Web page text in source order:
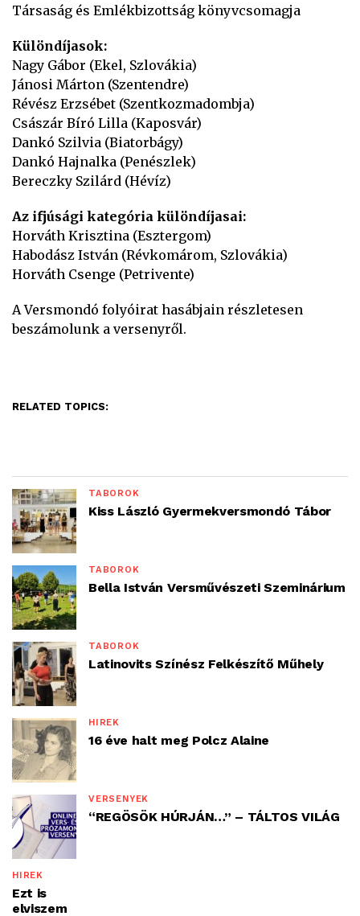
Társaság és Emlékbizottság könyvcsomagja
Különdíjasok:
Nagy Gábor (Ekel, Szlovákia)
Jánosi Márton (Szentendre)
Révész Erzsébet (Szentkozmadombja)
Császár Bíró Lilla (Kaposvár)
Dankó Szilvia (Biatorbágy)
Dankó Hajnalka (Penészlek)
Bereczky Szilárd (Hévíz)
Az ifjúsági kategória különdíjasai:
Horváth Krisztina (Esztergom)
Habodász István (Révkomárom, Szlovákia)
Horváth Csenge (Petrivente)
A Versmondó folyóirat hasábjain részletesen
beszámolunk a versenyről.
RELATED TOPICS:
TÁBOROK
Kiss László Gyermekversmondó Tábor
TÁBOROK
Bella István Versművészeti Szeminárium
TÁBOROK
Latinovits Színész Felkészítő Műhely
HÍREK
16 éve halt meg Polcz Alaine
VERSENYEK
“REGÖSÖK HÚRJÁN…” – TÁLTOS VILÁG
HÍREK
Ezt is
elviszem